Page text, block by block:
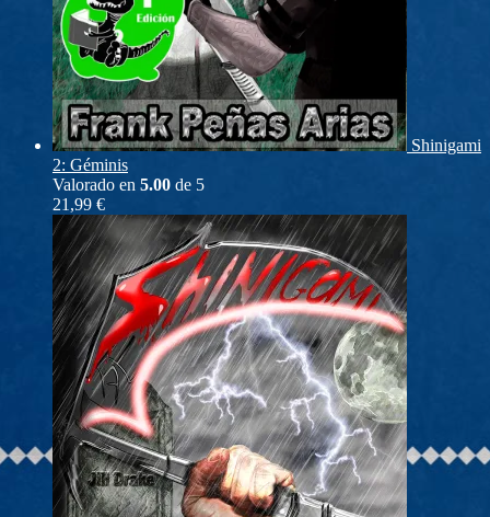
Shinigami
2: Géminis
Valorado en 5.00 de 5
21,99 €